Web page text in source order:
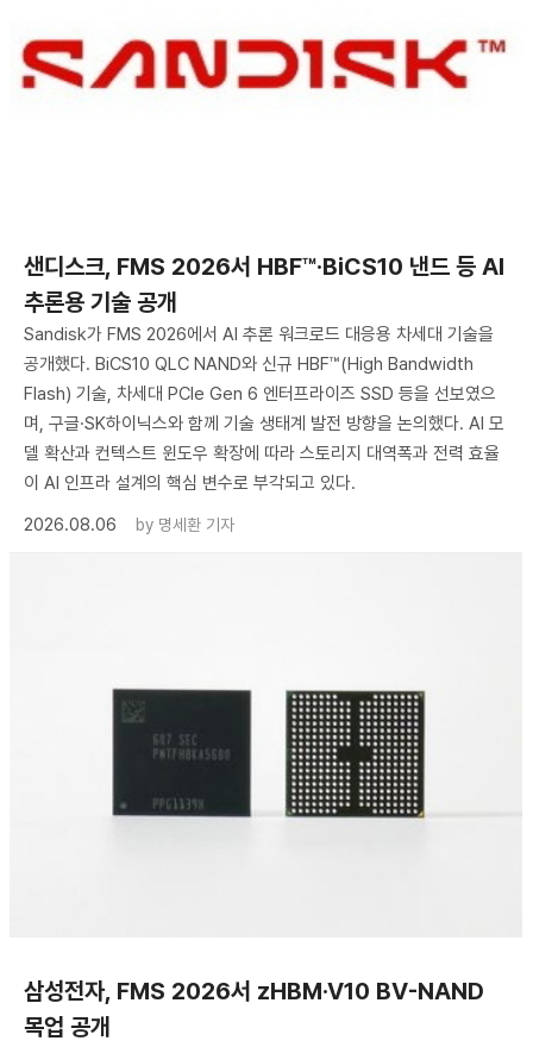
샌디스크, FMS 2026서 HBF™·BiCS10 낸드 등 AI
추론용 기술 공개
Sandisk가 FMS 2026에서 AI 추론 워크로드 대응용 차세대 기술을
공개했다. BiCS10 QLC NAND와 신규 HBF™(High Bandwidth
Flash) 기술, 차세대 PCIe Gen 6 엔터프라이즈 SSD 등을 선보였으
며, 구글·SK하이닉스와 함께 기술 생태계 발전 방향을 논의했다. AI 모
델 확산과 컨텍스트 윈도우 확장에 따라 스토리지 대역폭과 전력 효율
이 AI 인프라 설계의 핵심 변수로 부각되고 있다.
2026.08.06
by 명세환 기자
삼성전자, FMS 2026서 zHBM·V10 BV-NAND
목업 공개